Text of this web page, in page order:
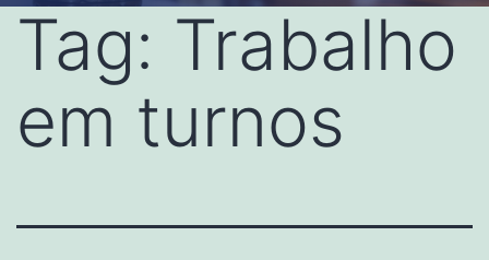
Tag: Trabalho
em turnos